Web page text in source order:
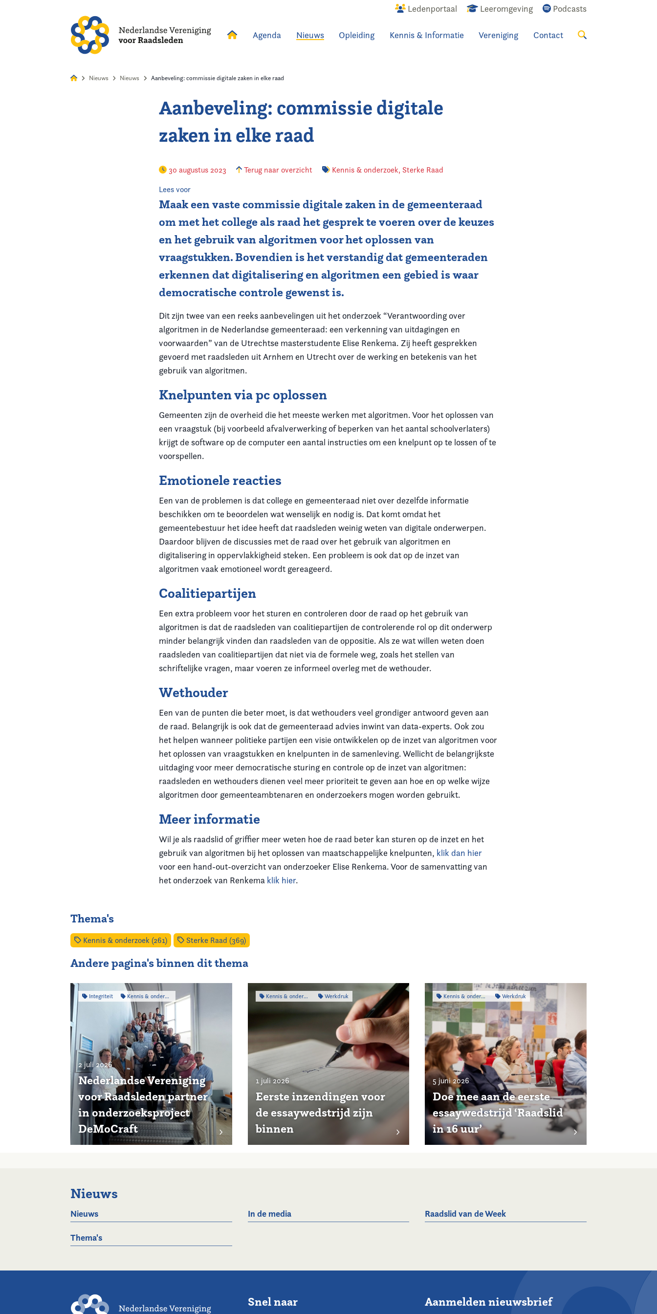
Ledenportaal Leeromgeving Podcasts
Agenda Nieuws Opleiding Kennis & Informatie Vereniging Contact
Nieuws Nieuws Aanbeveling: commissie digitale zaken in elke raad
Aanbeveling: commissie digitale
zaken in elke raad
30 augustus 2023 Terug naar overzicht Kennis & onderzoek, Sterke Raad
Lees voor
Maak een vaste commissie digitale zaken in de gemeenteraad
om met het college als raad het gesprek te voeren over de keuzes
en het gebruik van algoritmen voor het oplossen van
vraagstukken. Bovendien is het verstandig dat gemeenteraden
erkennen dat digitalisering en algoritmen een gebied is waar
democratische controle gewenst is.
Dit zijn twee van een reeks aanbevelingen uit het onderzoek “Verantwoording over
algoritmen in de Nederlandse gemeenteraad: een verkenning van uitdagingen en
voorwaarden” van de Utrechtse masterstudente Elise Renkema. Zij heeft gesprekken
gevoerd met raadsleden uit Arnhem en Utrecht over de werking en betekenis van het
gebruik van algoritmen.
Knelpunten via pc oplossen
Gemeenten zijn de overheid die het meeste werken met algoritmen. Voor het oplossen van
een vraagstuk (bij voorbeeld afvalverwerking of beperken van het aantal schoolverlaters)
krijgt de software op de computer een aantal instructies om een knelpunt op te lossen of te
voorspellen.
Emotionele reacties
Een van de problemen is dat college en gemeenteraad niet over dezelfde informatie
beschikken om te beoordelen wat wenselijk en nodig is. Dat komt omdat het
gemeentebestuur het idee heeft dat raadsleden weinig weten van digitale onderwerpen.
Daardoor blijven de discussies met de raad over het gebruik van algoritmen en
digitalisering in oppervlakkigheid steken. Een probleem is ook dat op de inzet van
algoritmen vaak emotioneel wordt gereageerd.
Coalitiepartijen
Een extra probleem voor het sturen en controleren door de raad op het gebruik van
algoritmen is dat de raadsleden van coalitiepartijen de controlerende rol op dit onderwerp
minder belangrijk vinden dan raadsleden van de oppositie. Als ze wat willen weten doen
raadsleden van coalitiepartijen dat niet via de formele weg, zoals het stellen van
schriftelijke vragen, maar voeren ze informeel overleg met de wethouder.
Wethouder
Een van de punten die beter moet, is dat wethouders veel grondiger antwoord geven aan
de raad. Belangrijk is ook dat de gemeenteraad advies inwint van data-experts. Ook zou
het helpen wanneer politieke partijen een visie ontwikkelen op de inzet van algoritmen voor
het oplossen van vraagstukken en knelpunten in de samenleving. Wellicht de belangrijkste
uitdaging voor meer democratische sturing en controle op de inzet van algoritmen:
raadsleden en wethouders dienen veel meer prioriteit te geven aan hoe en op welke wijze
algoritmen door gemeenteambtenaren en onderzoekers mogen worden gebruikt.
Meer informatie
Wil je als raadslid of griffier meer weten hoe de raad beter kan sturen op de inzet en het
gebruik van algoritmen bij het oplossen van maatschappelijke knelpunten, klik dan hier
voor een hand-out-overzicht van onderzoeker Elise Renkema. Voor de samenvatting van
het onderzoek van Renkema klik hier.
Thema's
Kennis & onderzoek (261) Sterke Raad (369)
Andere pagina's binnen dit thema
Integriteit Kennis & onderzoek
2 juli 2026
Nederlandse Vereniging
voor Raadsleden partner
in onderzoeksproject
DeMoCraft
Kennis & onderzoek Werkdruk
1 juli 2026
Eerste inzendingen voor
de essaywedstrijd zijn
binnen
Kennis & onderzoek Werkdruk
5 juni 2026
Doe mee aan de eerste
essaywedstrijd ‘Raadslid
in 16 uur’
Nieuws
Nieuws In de media Raadslid van de Week
Thema's
Snel naar Aanmelden nieuwsbrief